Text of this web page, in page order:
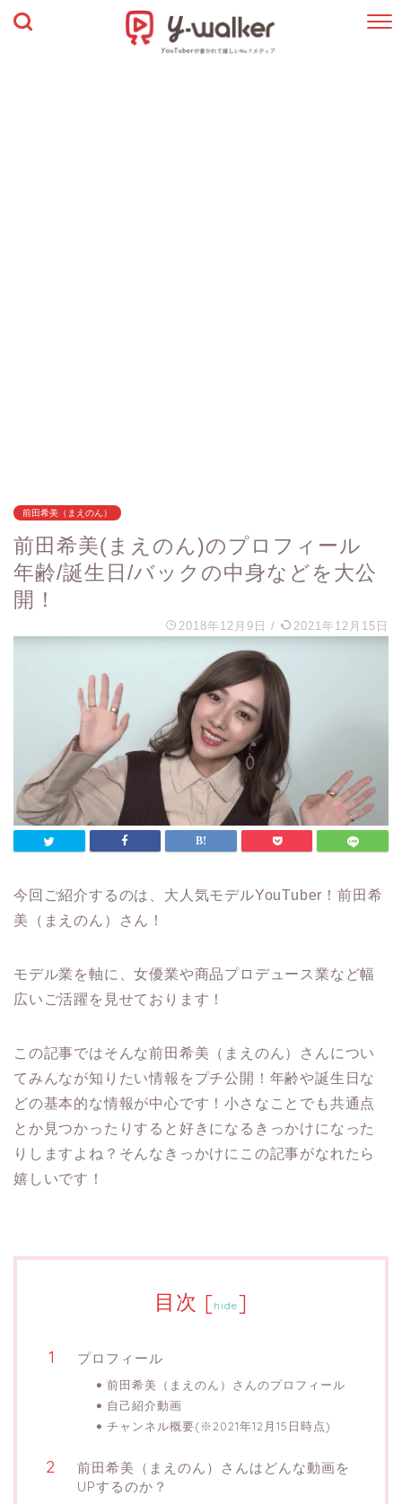
前田希美（まえのん）
前田希美(まえのん)のプロフィール
年齢/誕生日/バックの中身などを大公
開！
2018年12月9日 / 2021年12月15日
今回ご紹介するのは、大人気モデルYouTuber！前田希
美（まえのん）さん！
モデル業を軸に、女優業や商品プロデュース業など幅
広いご活躍を見せております！
この記事ではそんな前田希美（まえのん）さんについ
てみんなが知りたい情報をプチ公開！年齢や誕生日な
どの基本的な情報が中心です！小さなことでも共通点
とか見つかったりすると好きになるきっかけになった
りしますよね？そんなきっかけにこの記事がなれたら
嬉しいです！
目次 [hide]
プロフィール
前田希美（まえのん）さんのプロフィール
自己紹介動画
チャンネル概要(※2021年12月15日時点)
前田希美（まえのん）さんはどんな動画を
UPするのか？